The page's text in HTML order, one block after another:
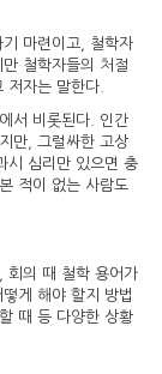
마련이고, 철학자
철학자들의 처절
저자는 말한다.
서 비롯된다. 인간
만, 그럴싸한 고상
시 심리만 있으면 충
적이 없는 사람도
회의 때 철학 용어가
게 해야 할지 방법
때 등 다양한 상황